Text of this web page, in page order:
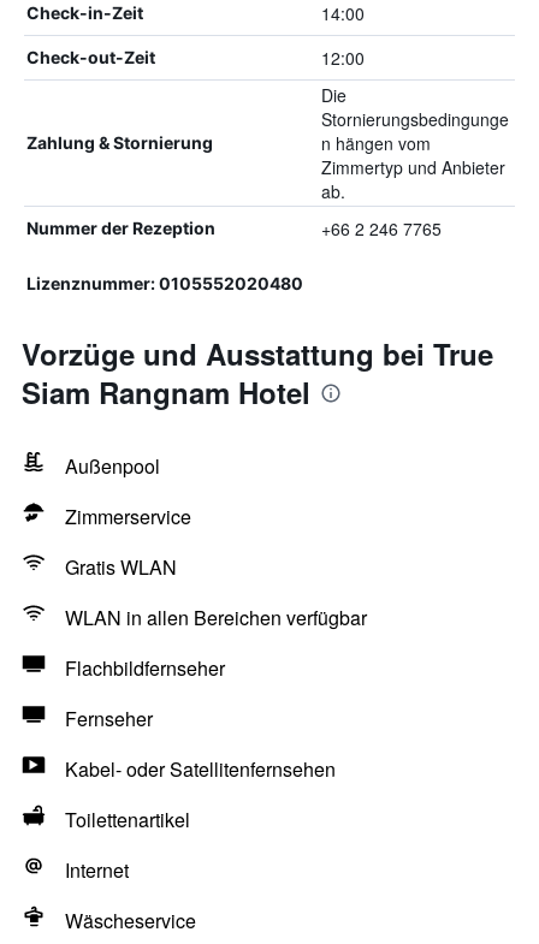
Check-in-Zeit 14:00
Check-out-Zeit 12:00
Zahlung & Stornierung
Die
Stornierungsbedingunge
n hängen vom
Zimmertyp und Anbieter
ab.
Nummer der Rezeption +66 2 246 7765
Lizenznummer: 0105552020480
Vorzüge und Ausstattung bei True
Siam Rangnam Hotel
Außenpool
Zimmerservice
Gratis WLAN
WLAN in allen Bereichen verfügbar
Flachbildfernseher
Fernseher
Kabel- oder Satellitenfernsehen
Toilettenartikel
Internet
Wäscheservice